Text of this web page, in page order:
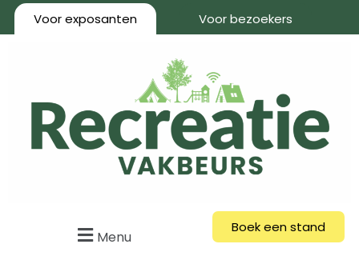
Voor exposanten Voor bezoekers
Menu
Boek een stand